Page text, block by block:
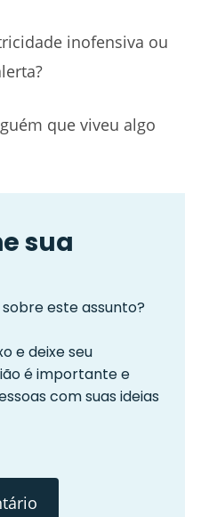
inofensiva ou
que viveu algo
sua
este assunto?
e deixe seu
é importante e
com suas ideias